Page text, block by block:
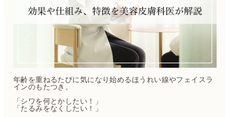
年齢を重ねるたびに気になり始めるほうれい線やフェイスラ
インのもたつき。
「シワを何とかしたい！」
「たるみをなくしたい！」